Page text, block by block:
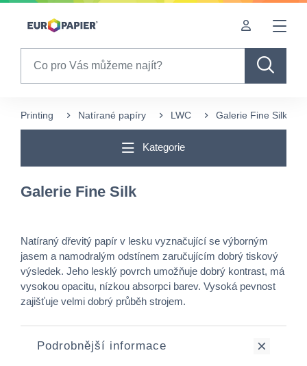
Table Of Content
Printing Natírané papíry LWC Galerie Fine Silk
Kategorie
Galerie Fine Silk
Natíraný dřevitý papír v lesku vyznačující se výborným
jasem a namodralým odstínem zaručujícím dobrý tiskový
výsledek. Jeho lesklý povrch umožňuje dobrý kontrast, má
vysokou opacitu, nízkou absorpci barev. Vysoká pevnost
zajišťuje velmi dobrý průběh strojem.
Podrobnější informace